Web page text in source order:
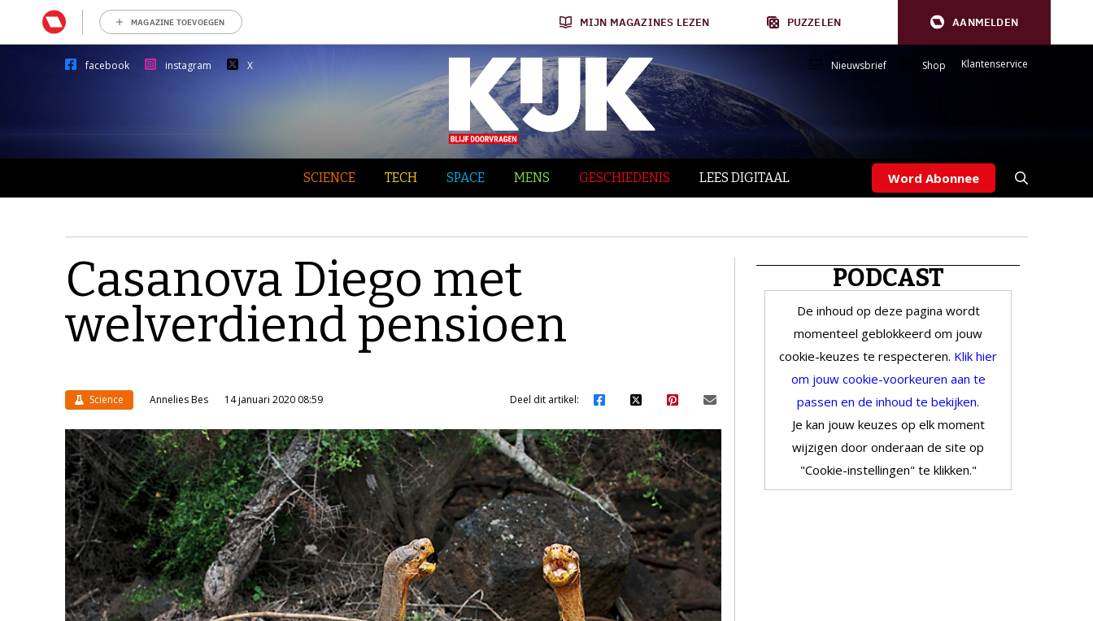
MAGAZINE TOEVOEGEN MIJN MAGAZINES LEZEN PUZZELEN AANMELDEN
facebook instagram X Nieuwsbrief Shop Klantenservice
SCIENCE TECH SPACE MENS GESCHIEDENIS LEES DIGITAAL Word Abonnee
Casanova Diego met
welverdiend pensioen
Science Annelies Bes 14 januari 2020 08:59 Deel dit artikel:
PODCAST
De inhoud op deze pagina wordt
momenteel geblokkeerd om jouw
cookie-keuzes te respecteren. Klik hier
om jouw cookie-voorkeuren aan te
passen en de inhoud te bekijken.
Je kan jouw keuzes op elk moment
wijzigen door onderaan de site op
"Cookie-instellingen" te klikken."